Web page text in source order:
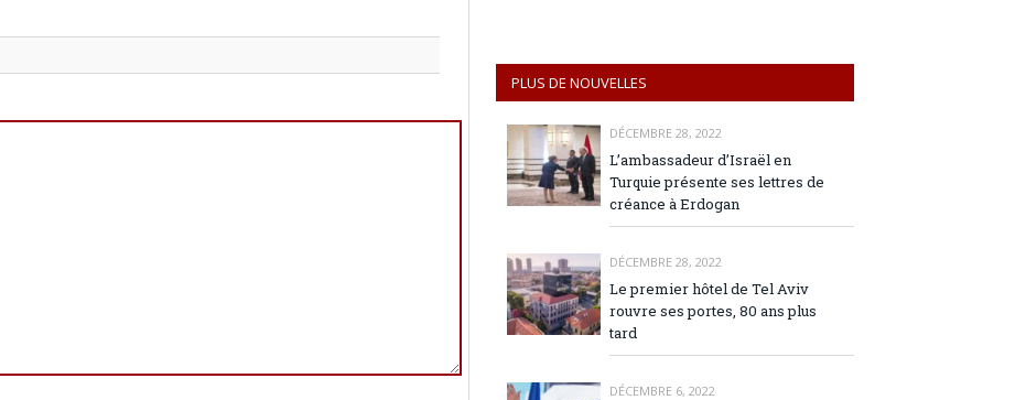
PLUS DE NOUVELLES
DÉCEMBRE 28, 2022
L’ambassadeur d’Israël en
Turquie présente ses lettres de
créance à Erdogan
DÉCEMBRE 28, 2022
Le premier hôtel de Tel Aviv
rouvre ses portes, 80 ans plus
tard
DÉCEMBRE 6, 2022